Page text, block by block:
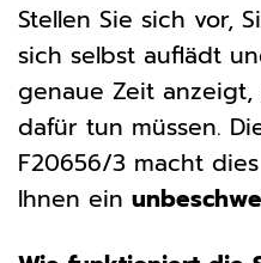
Stellen Sie sich vor,
sich selbst auflädt
genaue Zeit
dafür tun müssen.
F20656/3 macht
Ihnen ein